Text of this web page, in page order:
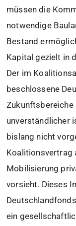
müssen die
notwendige
Bestand
Kapital gezielt in
Der im
beschlossene
Zukunftsbereiche
unverständlicher
bislang nicht
Koalitionsvertrag
Mobilisierung
vorsieht. Dieses
ein